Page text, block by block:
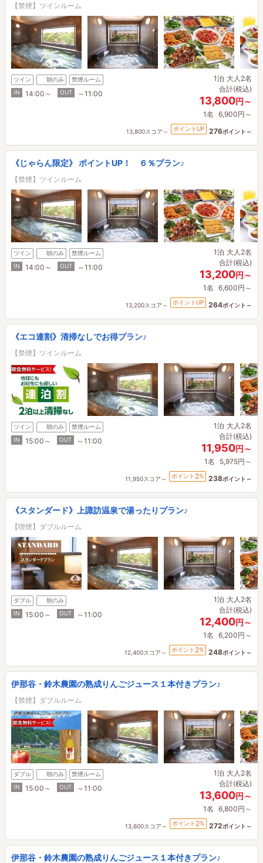
【禁煙】ツインルーム
ツイン 朝のみ
禁煙ルーム
IN
14:00～ OUT ～11:00
1泊 大人2名
合計(税込)
13,800円～
1名 6,900円～
13,800スコア～ ポイントUP 276ポイント～
《じゃらん限定》 ポイントUP！ ６％プラン♪
【禁煙】ツインルーム
ツイン 朝のみ
禁煙ルーム
IN
14:00～ OUT ～11:00
1泊 大人2名
合計(税込)
13,200円～
1名 6,600円～
13,200スコア～ ポイントUP 264ポイント～
《エコ連割》清掃なしでお得プラン♪
【禁煙】ツインルーム
ツイン 朝のみ
禁煙ルーム
IN
15:00～ OUT ～11:00
1泊 大人2名
合計(税込)
11,950円～
1名 5,975円～
11,950スコア～ ポイント 2% 238ポイント～
《スタンダード》上諏訪温泉で湯ったりプラン♪
【喫煙】ダブルルーム
ダブル
朝のみ
IN
15:00～ OUT ～11:00
1泊 大人2名
合計(税込)
12,400円～
1名 6,200円～
12,400スコア～ ポイント 2% 248ポイント～
伊那谷・鈴木農園の熟成りんごジュース１本付きプラン♪
【禁煙】ダブルルーム
ダブル 朝のみ
禁煙ルーム
IN
15:00～ OUT ～11:00
1泊 大人2名
合計(税込)
13,600円～
1名 6,800円～
13,600スコア～ ポイント 2% 272ポイント～
伊那谷・鈴木農園の熟成りんごジュース１本付きプラン♪